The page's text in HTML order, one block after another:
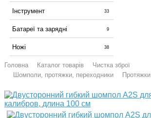
Інструмент 33
Батареї та зарядні 9
Ножі 38
Головна Каталог товарів
Чистка зброї
Шомполи, протяжки, переходники
Протяжки